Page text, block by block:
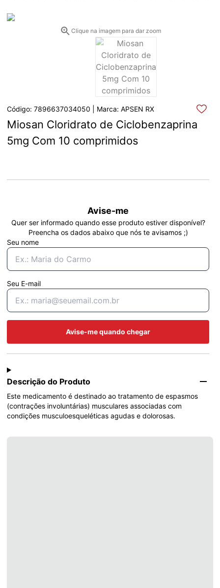
Clique na imagem para dar zoom
Código: 7896637034050 | Marca: APSEN RX
Miosan Cloridrato de Ciclobenzaprina
5mg Com 10 comprimidos
Avise-me
Quer ser informado quando esse produto estiver disponível?
Preencha os dados abaixo que nós te avisamos ;)
Seu nome
Seu E-mail
Avise-me quando chegar
Descrição do Produto
Este medicamento é destinado ao tratamento de espasmos
(contrações involuntárias) musculares associadas com
condições musculoesqueléticas agudas e dolorosas.